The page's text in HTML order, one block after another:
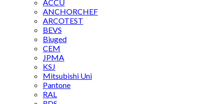
ACCU
ANCHORCHEF
ARCOTEST
BEVS
Biuged
CEM
JPMA
KSJ
Mitsubishi Uni
Pantone
RAL